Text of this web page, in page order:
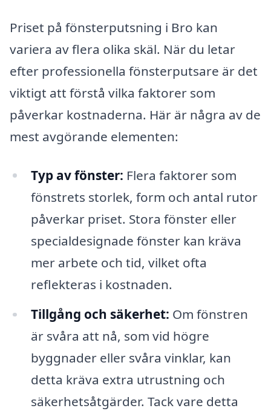
Priset på fönsterputsning i Bro kan
variera av flera olika skäl. När du letar
efter professionella fönsterputsare är det
viktigt att förstå vilka faktorer som
påverkar kostnaderna. Här är några av de
mest avgörande elementen:
Typ av fönster: Flera faktorer som
fönstrets storlek, form och antal rutor
påverkar priset. Stora fönster eller
specialdesignade fönster kan kräva
mer arbete och tid, vilket ofta
reflekteras i kostnaden.
Tillgång och säkerhet: Om fönstren
är svåra att nå, som vid högre
byggnader eller svåra vinklar, kan
detta kräva extra utrustning och
säkerhetsåtgärder. Tack vare detta